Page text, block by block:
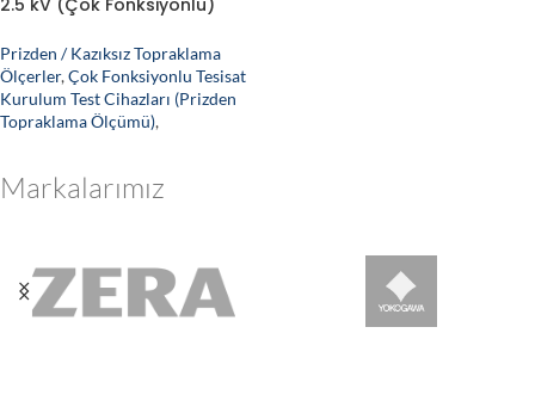
2.5 kV (Çok Fonksiyonlu)
Prizden / Kazıksız Topraklama
Ölçerler,Çok Fonksiyonlu Tesisat
Kurulum Test Cihazları (Prizden
Topraklama Ölçümü),
Markalarımız